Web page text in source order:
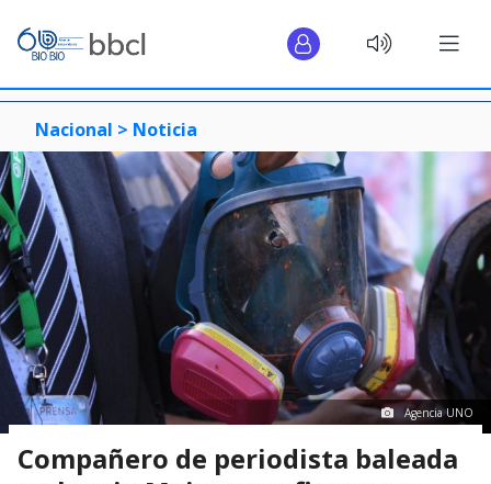
Nacional > Noticia
Agencia UNO
Compañero de periodista baleada